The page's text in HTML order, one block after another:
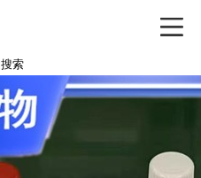
搜索